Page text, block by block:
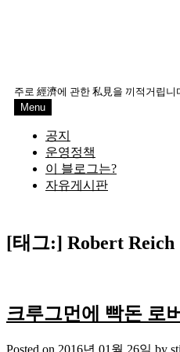
주로 經濟에 관한 私見을 끼적거립니
Menu
공지
운영정책
이 블로그는?
자유게시판
[태그:] Robert Reich
크루그먼에 빡돈 로
Posted on 2016년 01월 26일 by